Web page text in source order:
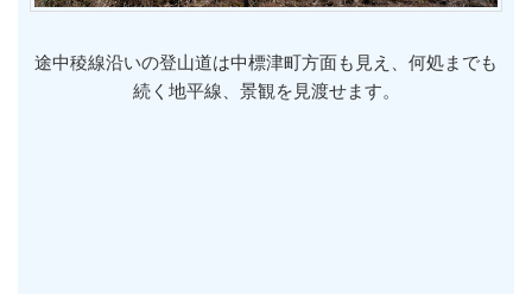
途中稜線沿いの登山道は中標津町方面も見え、何処までも
続く地平線、景観を見渡せます。